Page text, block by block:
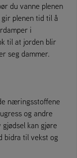
du vanne plenen
plenen tid til å
i
til at jorden blir
seg dammer.
næringsstoffene
og andre
kan gjøre
bidra til vekst og